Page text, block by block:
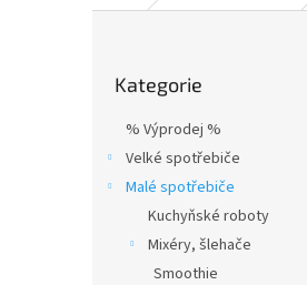
kategorie
Kategorie
% Výprodej %
Velké spotřebiče
Malé spotřebiče
Kuchyňské roboty
Mixéry, šlehače
Smoothie